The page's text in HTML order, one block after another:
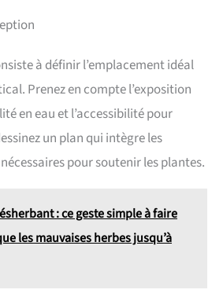
à définir l’emplacement idéal
Prenez en compte l’exposition
en eau et l’accessibilité pour
un plan qui intègre les
pour soutenir les plantes.
: ce geste simple à faire
les mauvaises herbes jusqu’à